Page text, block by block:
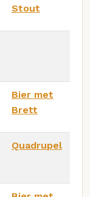
Stout
Bier met
Brett
Quadrupel